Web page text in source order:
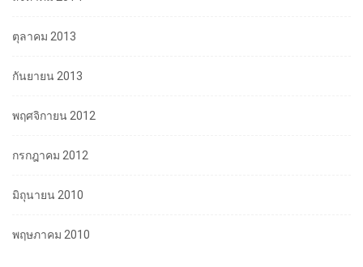
ตุลาคม 2013
กันยายน 2013
พฤศจิกายน 2012
กรกฎาคม 2012
มิถุนายน 2010
พฤษภาคม 2010